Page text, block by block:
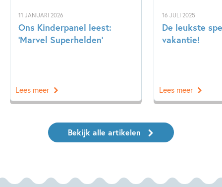
11 JANUARI 2026
Ons Kinderpanel leest:
‘Marvel Superhelden’
Lees meer
16 JULI 2025
De leukste
vakantie!
Lees meer
Bekijk alle artikelen